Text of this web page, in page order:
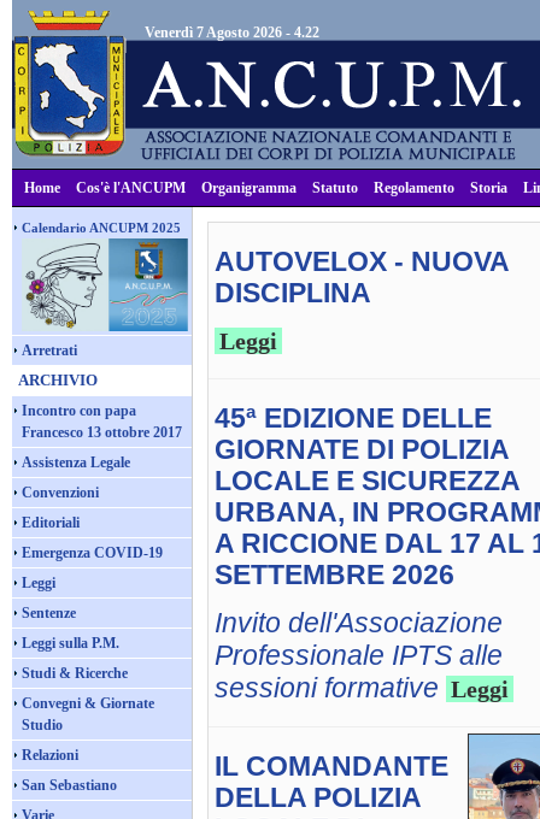
Venerdì 7 Agosto 2026 - 4.22
Home Cos'è l'ANCUPM Organigramma Statuto Regolamento Storia
Calendario ANCUPM 2025
Arretrati
ARCHIVIO
Incontro con papa
Francesco 13 ottobre 2017
Assistenza Legale
Convenzioni
Editoriali
Emergenza COVID-19
Leggi
Sentenze
Leggi sulla P.M.
Studi & Ricerche
Convegni & Giornate
Studio
Relazioni
San Sebastiano
Varie
AUTOVELOX - NUOVA
DISCIPLINA
Leggi
45ª EDIZIONE DELLE
GIORNATE DI POLIZIA
LOCALE E SICUREZZA
URBANA, IN
A RICCIONE DAL 17 AL
SETTEMBRE 2026
Invito dell'Associazione
Professionale IPTS alle
sessioni formative Leggi
IL COMANDANTE
DELLA POLIZIA